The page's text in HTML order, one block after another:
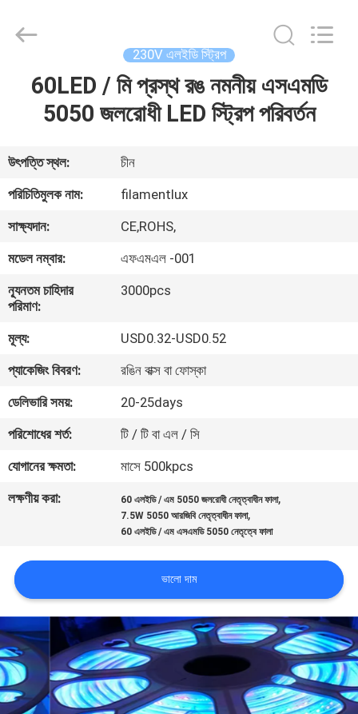
আমাদের
সম্পর্কে
কারখানা
ভ্রমণ
মান
নিয়ন্ত্রণ
যোগাযোগ
করুন
উদ্ধৃতির
আবেদন
সাইট
ম্যাপ
PRIVACY
Technology
Reserved.
230V এলইডি স্ট্রিপ
60LED / মি প্রস্থ রঙ নমনীয় এসএমডি
5050 জলরোধী LED স্ট্রিপ পরিবর্তন
উৎপত্তি স্থল:
চীন
পরিচিতিমুলক নাম:
filamentlux
সাক্ষ্যদান:
CE,ROHS,
মডেল নম্বার:
এফএমএল -001
ন্যূনতম চাহিদার
পরিমাণ:
3000pcs
মূল্য:
USD0.32-USD0.52
প্যাকেজিং বিবরণ:
রঙিন বাক্স বা ফোস্কা
ডেলিভারি সময়:
20-25days
পরিশোধের শর্ত:
টি / টি বা এল / সি
যোগানের ক্ষমতা:
মাসে 500kpcs
লক্ষণীয় করা:
60 এলইডি / এম 5050 জলরোধী নেতৃত্বাধীন ফালা,
7.5W 5050 আরজিবি নেতৃত্বাধীন ফালা,
60 এলইডি / এম এসএমডি 5050 নেতৃত্বে ফালা
ভালো দাম